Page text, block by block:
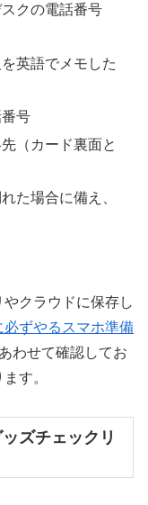
クの電話番号
英語でメモした
号
（カード裏面と
た場合に備え、
クラウドに保存し
必ずやるスマホ準備
わせて確認してお
す。
ズチェックリ